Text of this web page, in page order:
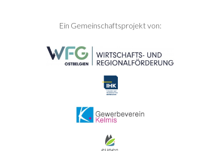
SEITENFUSSEin Gemeinschaftsprojekt von: